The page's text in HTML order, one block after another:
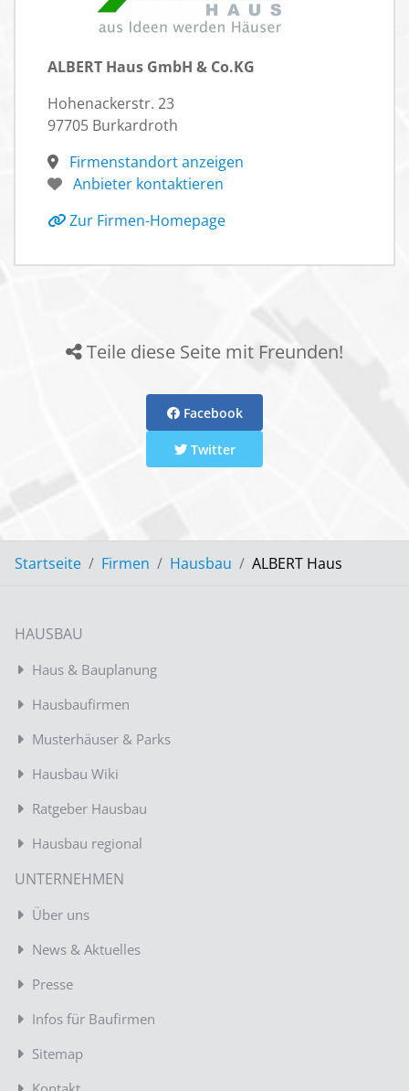
ALBERT Haus GmbH & Co.KG
Hohenackerstr. 23
97705 Burkardroth
Firmenstandort anzeigen
Anbieter kontaktieren
Zur Firmen-Homepage
Teile diese Seite mit Freunden!
Facebook
Twitter
Startseite Firmen Hausbau ALBERT Haus
HAUSBAU
Haus & Bauplanung
Hausbaufirmen
Musterhäuser & Parks
Hausbau Wiki
Ratgeber Hausbau
Hausbau regional
UNTERNEHMEN
Über uns
News & Aktuelles
Presse
Infos für Baufirmen
Sitemap